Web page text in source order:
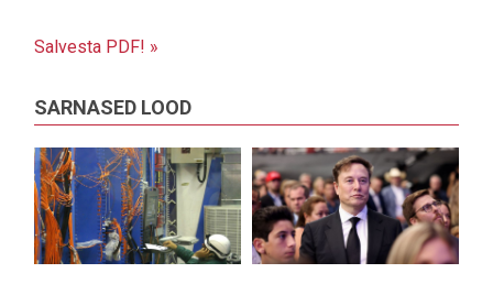
Salvesta PDF! »
SARNASED LOOD